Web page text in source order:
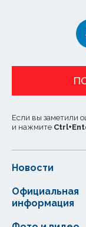
Если вы заметили
и нажмите Ctrl+
Новости
Официальная
информация